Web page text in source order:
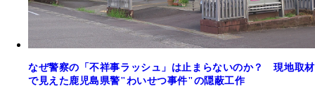
なぜ警察の「不祥事ラッシュ」は止まらないのか？ 現地取材
で見えた鹿児島県警"わいせつ事件"の隠蔽工作